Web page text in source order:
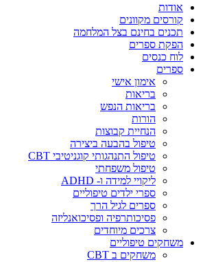
אודות
קורסים מקוונים
תכנים בחינם בצל המלחמה
הפקת ספרים
לוח כנסים
ספרים
אימון אישי
בריאות
בריאות הנפש
הורות
הנחיית קבוצות
טיפול בהבעה ביצירה
טיפול התנהגותי קוגניטיבי CBT
טיפול משפחתי
ליקויי למידה ו- ADHD
ספרי ילדים טיפוליים
ספרים לגיל הרך
פסיכותרפיה ופסיכואנליזה
צרכים מיוחדים
משחקים טיפוליים
משחקים ב CBT